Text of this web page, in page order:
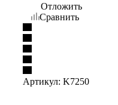
Отложить
Сравнить
Артикул: K7250